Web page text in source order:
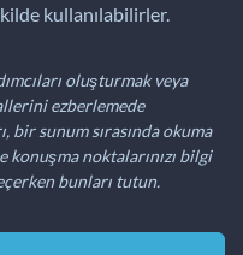
kullanılabilirler.
oluşturmak veya
ezberlemede
sunum sırasında okuma
konuşma noktalarınızı bilgi
bunları tutun.